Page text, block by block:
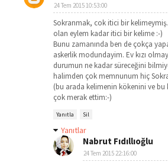
24 Tem 2015 10:53:00
Sokranmak, cok itici bir
olan eylem kadar itici bir kelime :-)
Bunu zamanında ben de çokça
askerlik modundayim. Ev kızı
durumun ne kadar süreceğini
halimden çok memnunum hiç
(bu arada kelimenin kökenini ve bu
çok merak ettim:-)
Yanıtla Sil
Yanıtlar
Nabrut Fıdıllıoğlu
24 Tem 2015 22:16:00